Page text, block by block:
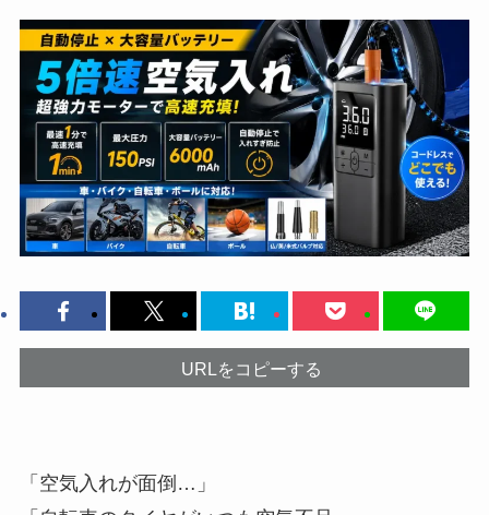
URLをコピーする
「空気入れが面倒…」